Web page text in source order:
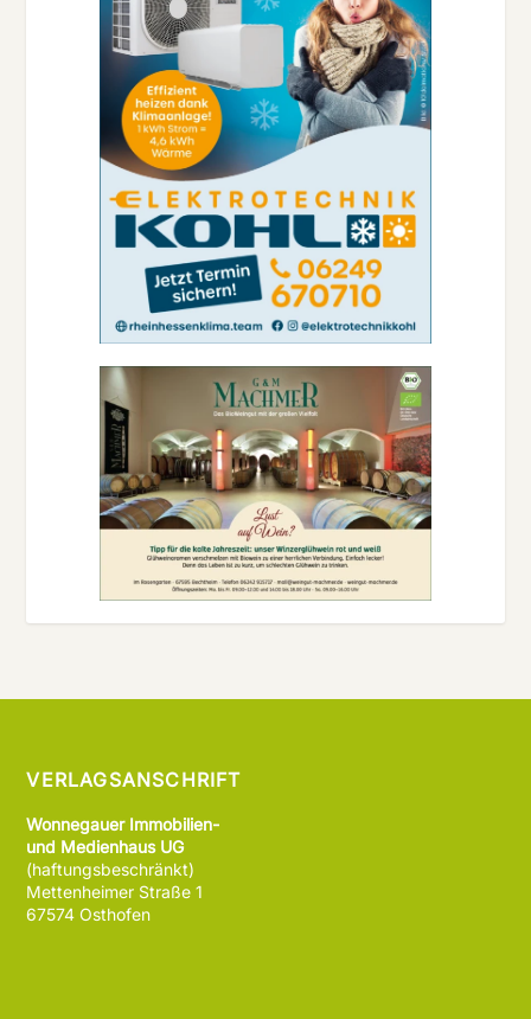
VERLAGSANSCHRIFT
Wonnegauer Immobilien-
und Medienhaus UG
(haftungsbeschränkt)
Mettenheimer Straße 1
67574 Osthofen